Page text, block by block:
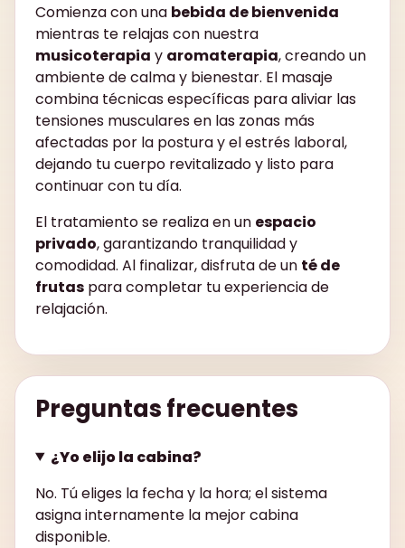
Comienza con una bebida de bienvenida
mientras te relajas con nuestra
musicoterapia y aromaterapia, creando un
ambiente de calma y bienestar. El masaje
combina técnicas específicas para aliviar las
tensiones musculares en las zonas más
afectadas por la postura y el estrés laboral,
dejando tu cuerpo revitalizado y listo para
continuar con tu día.
El tratamiento se realiza en un espacio
privado, garantizando tranquilidad y
comodidad. Al finalizar, disfruta de un té de
frutas para completar tu experiencia de
relajación.
Preguntas frecuentes
¿Yo elijo la cabina?
No. Tú eliges la fecha y la hora; el sistema
asigna internamente la mejor cabina
disponible.